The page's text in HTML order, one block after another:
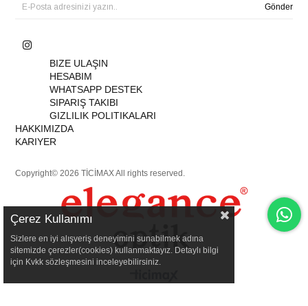
Gönder
BIZE ULAŞIN
HESABIM
WHATSAPP DESTEK
SIPARIŞ TAKIBI
GIZLILIK POLITIKALARI
HAKKIMIZDA
KARIYER
Copyright© 2026 TİCİMAX All rights reserved.
Çerez Kullanımı
Sizlere en iyi alışveriş deneyimini sunabilmek adına
sitemizde çerezler(cookies) kullanmaktayız. Detaylı bilgi
için Kvkk sözleşmesini inceleyebilirsiniz.